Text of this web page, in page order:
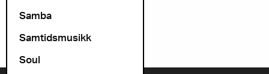
Samba
Samtidsmusikk
Soul